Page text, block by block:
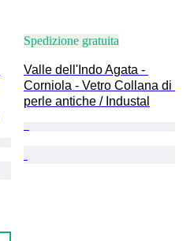
Spedizione gratuita
Valle dell'Indo Agata -
Corniola - Vetro Collana di
perle antiche / Industal